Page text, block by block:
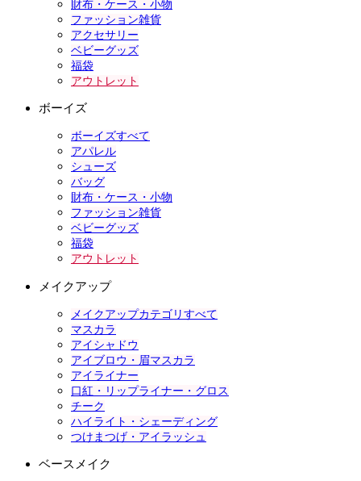
財布・ケース・小物
ファッション雑貨
アクセサリー
ベビーグッズ
福袋
アウトレット
ボーイズ
ボーイズすべて
アパレル
シューズ
バッグ
財布・ケース・小物
ファッション雑貨
ベビーグッズ
福袋
アウトレット
メイクアップ
メイクアップカテゴリすべて
マスカラ
アイシャドウ
アイブロウ・眉マスカラ
アイライナー
口紅・リップライナー・グロス
チーク
ハイライト・シェーディング
つけまつげ・アイラッシュ
ベースメイク